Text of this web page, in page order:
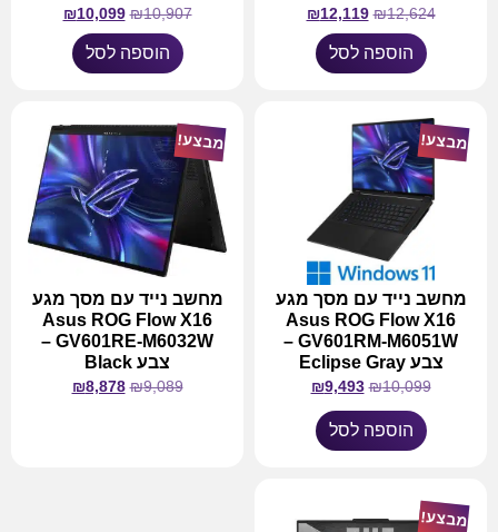
₪12,624
₪12,119
הוספה לסל
₪10,907
₪10,099
הוספה לסל
מבצע!
מחשב נייד עם מסך מגע
Asus ROG Flow X16
GV601RM-M6051W –
צבע Eclipse Gray
₪10,099
₪9,493
הוספה לסל
מבצע!
מחשב נייד עם מסך מגע
Asus ROG Flow X16
GV601RE-M6032W –
צבע Black
₪9,089
₪8,878
מבצע!